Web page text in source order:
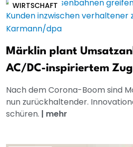
WIRTSCHAFT
Märklin plant
AC/DC-inspiriertem Zug
Nach dem Corona-Boom sind
nun zurückhaltender.
schüren. | mehr